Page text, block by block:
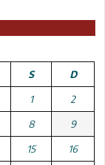
S D
1 2
8 9
15 16